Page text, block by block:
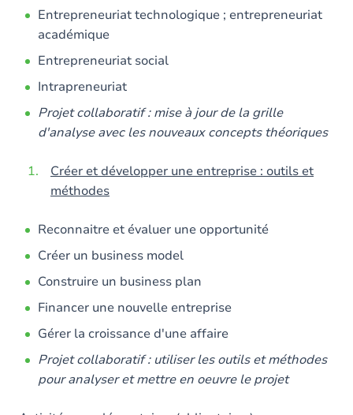
Entrepreneuriat technologique ; entrepreneuriat
académique
Entrepreneuriat social
Intrapreneuriat
Projet collaboratif : mise à jour de la grille
d'analyse avec les nouveaux concepts théoriques
Créer et développer une entreprise : outils et
méthodes
Reconnaitre et évaluer une opportunité
Créer un business model
Construire un business plan
Financer une nouvelle entreprise
Gérer la croissance d'une affaire
Projet collaboratif : utiliser les outils et méthodes
pour analyser et mettre en oeuvre le projet